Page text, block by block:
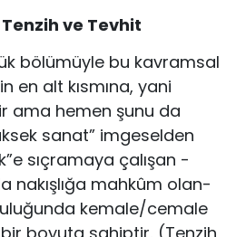
ve Tevhit
bölümüyle bu kavramsal
en alt kısmına, yani
ama hemen şunu da
sanat” imgeselden
sıçramaya çalışan -
nakışlığa mahkûm olan-
kemale/cemale